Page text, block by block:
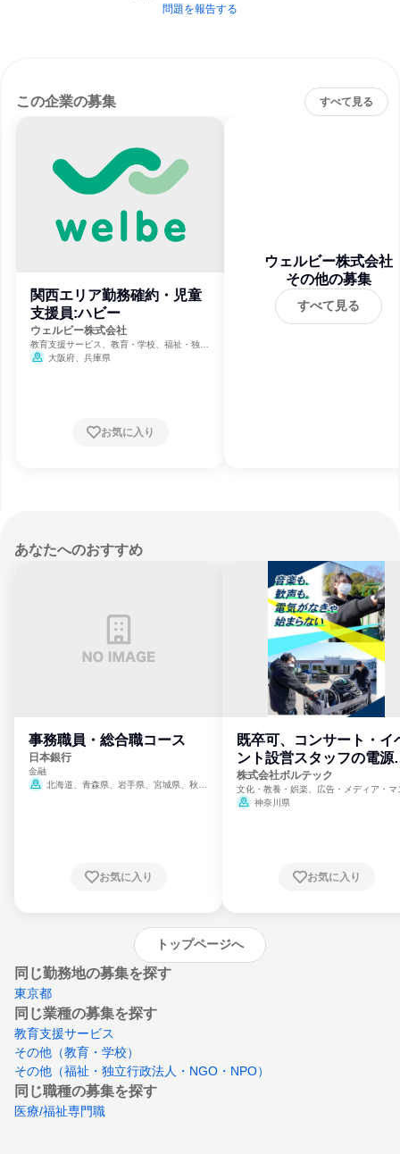
問題を報告する
この企業の募集 すべて見る
関西エリア勤務確約・児童
支援員:ハビー
ウェルビー株式会社
教育支援サービス、教育・学校、福祉・独立
行政法人・NGO・NPO
大阪府、兵庫県
お気に入り
ウェルビー株式会社
その他の募集
すべて見る
あなたへのおすすめ
事務職員・総合職コース
日本銀行
金融
北海道、青森県、岩手県、宮城県、秋田
崎県、熊本県、大分県、宮崎県、鹿児島県、
お気に入り
既卒可、コンサート・イ
ント設営スタッフの電源
門
株式会社ボルテック
文化・教養・娯楽、広告・メディア・マ
ミ、電力・ガス・水道・エネルギー
神奈川県
お気に入り
トップページへ
同じ勤務地の募集を探す
東京都
同じ業種の募集を探す
教育支援サービス
その他（教育・学校）
その他（福祉・独立行政法人・NGO・NPO）
同じ職種の募集を探す
医療/福祉専門職